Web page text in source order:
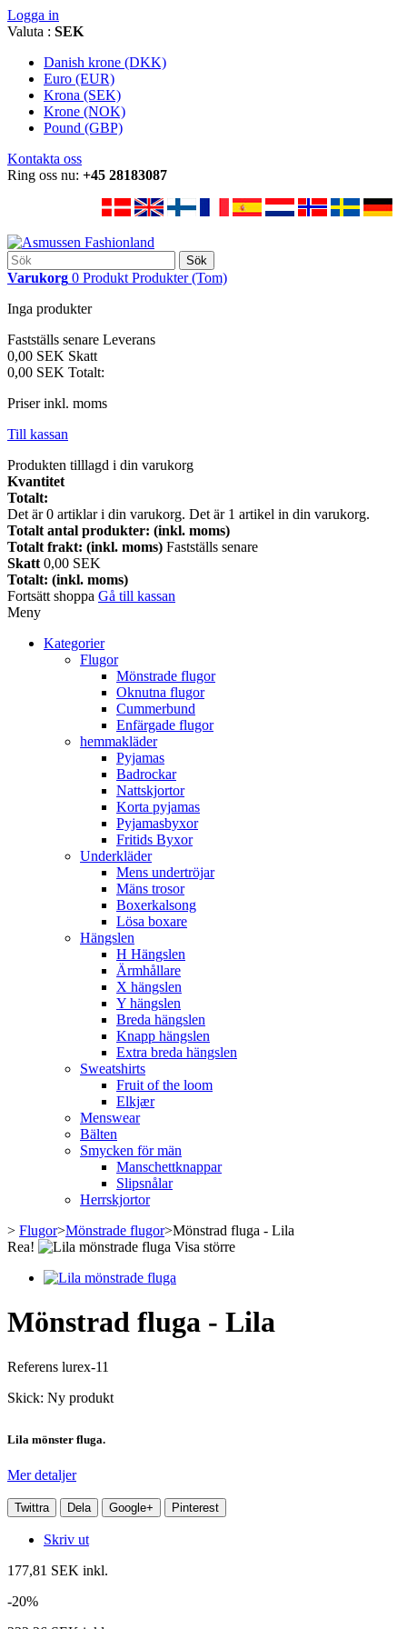
Logga in
Valuta : SEK
Danish krone (DKK)
Euro (EUR)
Krona (SEK)
Krone (NOK)
Pound (GBP)
Kontakta oss
Ring oss nu: +45 28183087
Sök
Varukorg 0 Produkt Produkter (Tom)
Inga produkter
Fastställs senare Leverans
0,00 SEK Skatt
0,00 SEK Totalt:
Priser inkl. moms
Till kassan
Produkten tilllagd i din varukorg
Kvantitet
Totalt:
Det är0 artiklar i din varukorg. Det är 1 artikel in din varukorg.
Totalt antal produkter: (inkl. moms)
Totalt frakt: (inkl. moms) Fastställs senare
Skatt 0,00 SEK
Totalt: (inkl. moms)
Fortsätt shoppa Gå till kassan
Meny
Kategorier
Flugor
Mönstrade flugor
Oknutna flugor
Cummerbund
Enfärgade flugor
hemmakläder
Pyjamas
Badrockar
Nattskjortor
Korta pyjamas
Pyjamasbyxor
Fritids Byxor
Underkläder
Mens undertröjar
Mäns trosor
Boxerkalsong
Lösa boxare
Hängslen
H Hängslen
Ärmhållare
X hängslen
Y hängslen
Breda hängslen
Knapp hängslen
Extra breda hängslen
Sweatshirts
Fruit of the loom
Elkjær
Menswear
Bälten
Smycken för män
Manschettknappar
Slipsnålar
Herrskjortor
> Flugor>Mönstrade flugor>Mönstrad fluga - Lila
Rea!
Visa större
Mönstrad fluga - Lila
Referens lurex-11
Skick: Ny produkt
Lila mönster fluga.
Mer detaljer
Twittra Dela Google+ Pinterest
Skriv ut
177,81 SEK inkl.
-20%